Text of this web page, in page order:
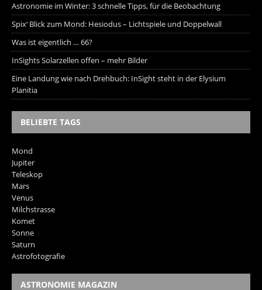
Astronomie im Winter: 3 schnelle Tipps, für die Beobachtung
Spix‘ Blick zum Mond: Hesiodus – Lichtspiele und Doppelwall
Was ist eigentlich … 66?
InSights Solarzellen offen – mehr Bilder
Eine Landung wie nach Drehbuch: InSight steht in der Elysium
Planitia
BELIEBTE TAGS
Mond
Jupiter
Teleskop
Mars
Venus
Milchstrasse
Komet
Sonne
Saturn
Astrofotografie
ASTRONOMIE MAGAZIN